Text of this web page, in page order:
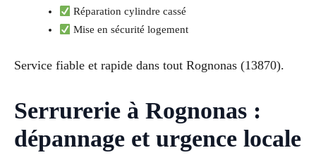
Réparation cylindre cassé
Mise en sécurité logement
Service fiable et rapide dans tout Rognonas (13870).
Serrurerie à Rognonas :
dépannage et urgence locale